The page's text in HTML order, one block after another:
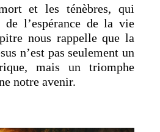
et les ténèbres, qui
de l’espérance de la vie
nous rappelle que la
n’est pas seulement un
mais un triomphe
notre avenir.